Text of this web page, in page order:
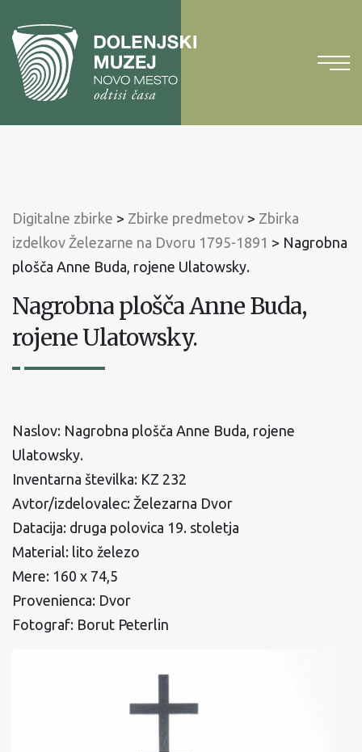
vsebinoNa
glavni
meni
Digitalne zbirke > Zbirke predmetov > Zbirka
izdelkov Železarne na Dvoru 1795-1891 > Nagrobna
plošča Anne Buda, rojene Ulatowsky.
Nagrobna plošča Anne Buda,
rojene Ulatowsky.
Naslov: Nagrobna plošča Anne Buda, rojene
Ulatowsky.
Inventarna številka: KZ 232
Avtor/izdelovalec: Železarna Dvor
Datacija: druga polovica 19. stoletja
Material: lito železo
Mere: 160 x 74,5
Provenienca: Dvor
Fotograf: Borut Peterlin